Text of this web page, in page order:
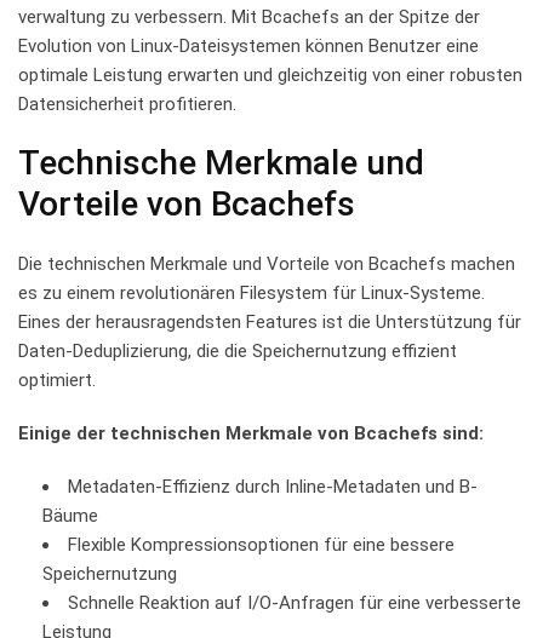
verwaltung zu verbessern. Mit Bcachefs an ⁤der Spitze der
Evolution von Linux-Dateisystemen können Benutzer eine
optimale Leistung erwarten und gleichzeitig von einer robusten
Datensicherheit profitieren.
Technische Merkmale und
Vorteile von ⁣Bcachefs
Die technischen Merkmale und Vorteile von ‌Bcachefs machen
es zu einem revolutionären Filesystem für⁣ Linux-Systeme.
Eines der ‍herausragendsten Features ist die Unterstützung für
Daten-Deduplizierung, die die Speichernutzung effizient
optimiert.
Einige der technischen Merkmale von Bcachefs⁣ sind:
Metadaten-Effizienz durch Inline-Metadaten und B-
Bäume
Flexible Kompressionsoptionen für eine bessere
‍Speichernutzung
Schnelle Reaktion auf I/O-Anfragen für eine verbesserte
Leistung